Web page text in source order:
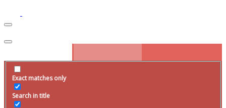
Exact matches only
Search in title